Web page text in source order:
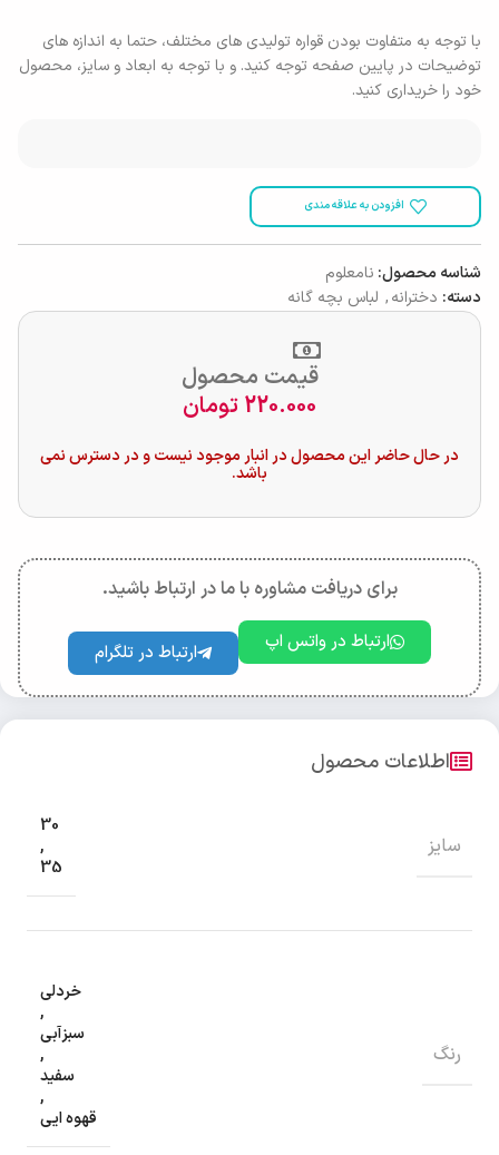
با توجه به متفاوت بودن قواره تولیدی های مختلف، حتما به اندازه های
توضیحات در پایین صفحه توجه کنید. و با توجه به ابعاد و سایز، محصول
خود را خریداری کنید.
افزودن به علاقه مندی
شناسه محصول: نامعلوم
دسته: دخترانه, لباس بچه گانه
قیمت محصول
220.000 تومان
در حال حاضر این محصول در انبار موجود نیست و در دسترس نمی
باشد.
برای دریافت مشاوره با ما در ارتباط باشید.
ارتباط در واتس اپ ارتباط در تلگرام
اطلاعات محصول
سایز
30
,
35
رنگ
خردلی
,
سبزآبی
,
سفید
,
قهوه ایی